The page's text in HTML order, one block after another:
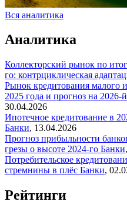
Вся аналитика
Аналитика
Коллекторский рынок по
го: контрциклическая
Рынок кредитования малого
2025 года и прогноз на
30.04.2026
Ипотечное кредитование в
Банки, 13.04.2026
Прогноз прибыльности
грезы о высоте 2024-го Банки,
Потребительское
стремнины в плёс Банки,
Рейтинги